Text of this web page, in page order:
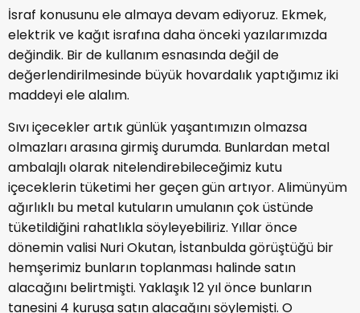
İsraf konusunu ele almaya devam ediyoruz. Ekmek,
elektrik ve kağıt israfına daha önceki yazılarımızda
değindik. Bir de kullanım esnasında değil de
değerlendirilmesinde büyük hovardalık yaptığımız iki
maddeyi ele alalım.
Sıvı içecekler artık günlük yaşantımızın olmazsa
olmazları arasına girmiş durumda. Bunlardan metal
ambalajlı olarak nitelendirebileceğimiz kutu
içeceklerin tüketimi her geçen gün artıyor. Alimünyüm
ağırlıklı bu metal kutuların umulanın çok üstünde
tüketildiğini rahatlıkla söyleyebiliriz. Yıllar önce
dönemin valisi Nuri Okutan, İstanbulda görüştüğü bir
hemşerimiz bunların toplanması halinde satın
alacağını belirtmişti. Yaklaşık 12 yıl önce bunların
tanesini 4 kuruşa satın alacağını söylemişti. O